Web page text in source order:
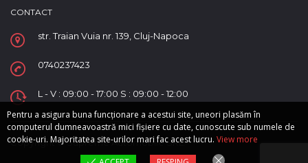
CONTACT
str. Traian Vuia nr. 139, Cluj-Napoca
0740237423
L - V : 09:00 - 17:00 S : 09:00 - 12:00
Copyright © Supreme Automobile SRL.
Pentru a asigura buna funcționare a acestui site, uneori plasăm în
computerul dumneavoastră mici fișiere cu date, cunoscute sub numele de
cookie-uri. Majoritatea site-urilor mari fac acest lucru. View more